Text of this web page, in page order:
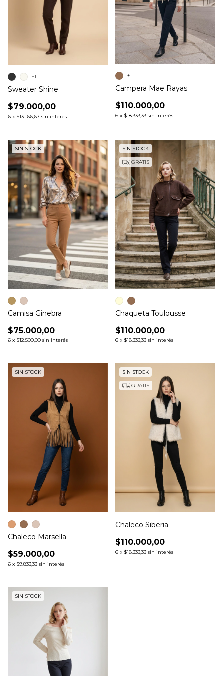
Sweater Shine
$79.000,00
6 x $13.166,67 sin interés
+1
Campera Mae Rayas
$110.000,00
6 x $18.333,33 sin interés
+1
SIN STOCK
Camisa Ginebra
$75.000,00
6 x $12.500,00 sin interés
SIN STOCK
GRATIS
Chaqueta Toulousse
$110.000,00
6 x $18.333,33 sin interés
SIN STOCK
Chaleco Marsella
$59.000,00
6 x $9.833,33 sin interés
SIN STOCK
GRATIS
Chaleco Siberia
$110.000,00
6 x $18.333,33 sin interés
SIN STOCK